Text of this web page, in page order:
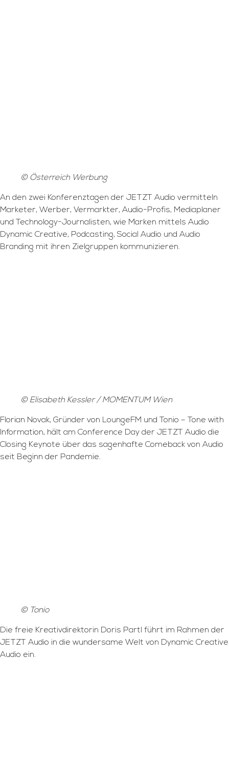
© Österreich Werbung
An den zwei Konferenztagen der JETZT Audio vermitteln
Marketer, Werber, Vermarkter, Audio-Profis, Mediaplaner
und Technology-Journalisten, wie Marken mittels Audio
Dynamic Creative, Podcasting, Social Audio und Audio
Branding mit ihren Zielgruppen kommunizieren.
© Elisabeth Kessler / MOMENTUM Wien
Florian Novak, Gründer von LoungeFM und Tonio – Tone with
Information, hält am Conference Day der JETZT Audio die
Closing Keynote über das sagenhafte Comeback von Audio
seit Beginn der Pandemie.
© Tonio
Die freie Kreativdirektorin Doris Partl führt im Rahmen der
JETZT Audio in die wundersame Welt von Dynamic Creative
Audio ein.